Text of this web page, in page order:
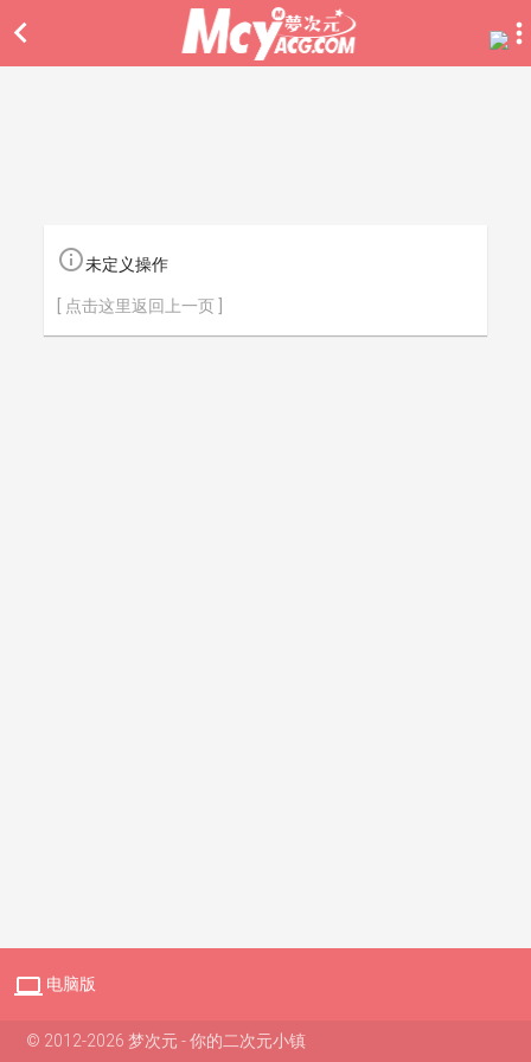

未定义操作
[ 点击这里返回上一页 ]
 电脑版
© 2012-2026 梦次元 - 你的二次元小镇